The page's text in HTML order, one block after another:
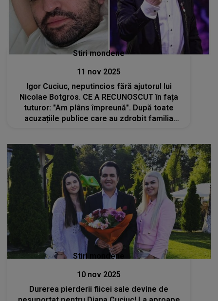
Stiri mondene
11 nov 2025
Igor Cuciuc, neputincios fără ajutorul lui
Nicolae Botgros. CE A RECUNOSCUT în fața
tuturor: "Am plâns împreună". După toate
acuzațiile publice care au zdrobit familia
Stiri mondene
10 nov 2025
Durerea pierderii fiicei sale devine de